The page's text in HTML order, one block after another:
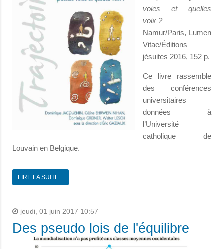
voies et quelles
voix ?
Namur/Paris, Lumen
Vitae/Éditions
jésuites 2016, 152 p.
Ce livre rassemble
des conférences
universitaires
données à
l’Université
catholique de
Louvain en Belgique.
LIRE LA SUITE...
jeudi, 01 juin 2017 10:57
Des pseudo lois de l'équilibre